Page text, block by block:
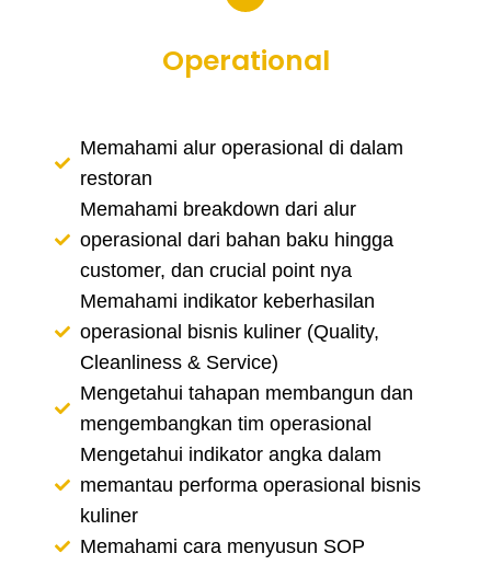
Operational
Memahami alur operasional di dalam
restoran
Memahami breakdown dari alur
operasional dari bahan baku hingga
customer, dan crucial point nya
Memahami indikator keberhasilan
operasional bisnis kuliner (Quality,
Cleanliness & Service)
Mengetahui tahapan membangun dan
mengembangkan tim operasional
Mengetahui indikator angka dalam
memantau performa operasional bisnis
kuliner
Memahami cara menyusun SOP